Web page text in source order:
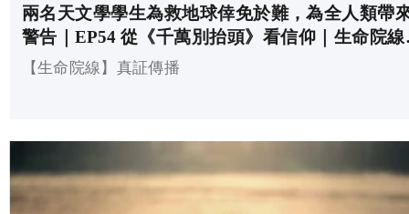
兩名天文學學生為救地球倖免於難，為全人類帶
警告｜EP54 從《千萬別抬頭》看信仰｜生命院線
「從電影看信仰」
【生命院線】真証傳播